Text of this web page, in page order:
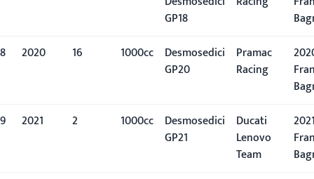
GP18
8
2020 16º 1000cc
Desmosedici
GP20
Pramac
Racing
9
2021 2º 1000cc
Desmosedici
GP21
Ducati
Lenovo
Team